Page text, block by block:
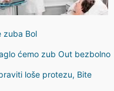
zuba Bol
ćemo zub Out bezbolno
loše protezu, Bite